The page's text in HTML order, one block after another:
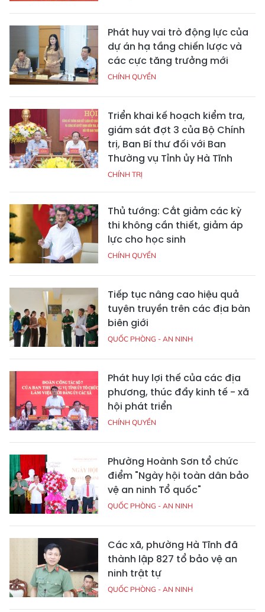
Phát huy vai trò động lực của
dự án hạ tầng chiến lược và
các cực tăng trưởng mới
CHÍNH QUYỀN
Triển khai kế hoạch kiểm tra,
giám sát đợt 3 của Bộ Chính
trị, Ban Bí thư đối với Ban
Thường vụ Tỉnh ủy Hà Tĩnh
CHÍNH TRỊ
Thủ tướng: Cắt giảm các kỳ
thi không cần thiết, giảm áp
lực cho học sinh
CHÍNH QUYỀN
Tiếp tục nâng cao hiệu quả
tuyên truyền trên các địa bàn
biên giới
QUỐC PHÒNG - AN NINH
Phát huy lợi thế của các địa
phương, thúc đẩy kinh tế - xã
hội phát triển
CHÍNH QUYỀN
Phường Hoành Sơn tổ chức
điểm "Ngày hội toàn dân bảo
vệ an ninh Tổ quốc"
QUỐC PHÒNG - AN NINH
Các xã, phường Hà Tĩnh đã
thành lập 827 tổ bảo vệ an
ninh trật tự
QUỐC PHÒNG - AN NINH